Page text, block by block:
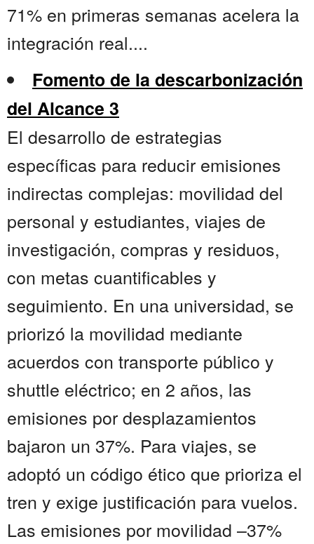
71% en primeras semanas acelera la
integración real....
Fomento de la descarbonización
del Alcance 3
El desarrollo de estrategias
específicas para reducir emisiones
indirectas complejas: movilidad del
personal y estudiantes, viajes de
investigación, compras y residuos,
con metas cuantificables y
seguimiento. En una universidad, se
priorizó la movilidad mediante
acuerdos con transporte público y
shuttle eléctrico; en 2 años, las
emisiones por desplazamientos
bajaron un 37%. Para viajes, se
adoptó un código ético que prioriza el
tren y exige justificación para vuelos.
Las emisiones por movilidad –37%